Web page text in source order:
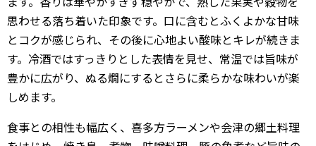
思わせる落ち着いた印象です。口に含むとふくよかな甘味
とコクが感じられ、その後に心地よい酸味とキレが続きま
す。冷酒ではすっきりとした表情を見せ、常温では旨味が
豊かに広がり、ぬる燗にするとさらに柔らかな味わいが楽
しめます。
食事との相性も幅広く、喜多方ラーメンや会津の郷土料理